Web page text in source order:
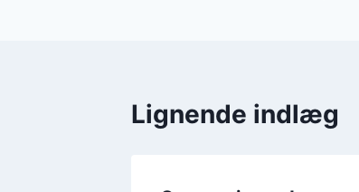
Lignende indlæg